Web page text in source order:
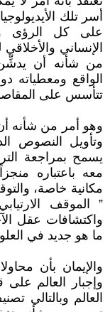
أسر تلك
على كل الرؤى
الإنساني
من شأنه أن يدشِّن
الواقع ومعطياته
تتأسس على المقاصد
وهو أمر من شأنه أن
وتأويل النصوص
يسمح بمراجعة
معه باعتباره
مكانية خاصة،
” الموقف
واكتشافات عقل
ما هو جديد في
والإيمان بأن
وإجبار العالم على
العالم وبالتالي